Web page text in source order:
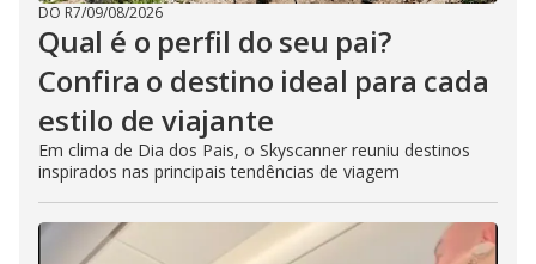
DO R7/09/08/2026
Qual é o perfil do seu pai?
Confira o destino ideal para cada
estilo de viajante
Em clima de Dia dos Pais, o Skyscanner reuniu destinos
inspirados nas principais tendências de viagem